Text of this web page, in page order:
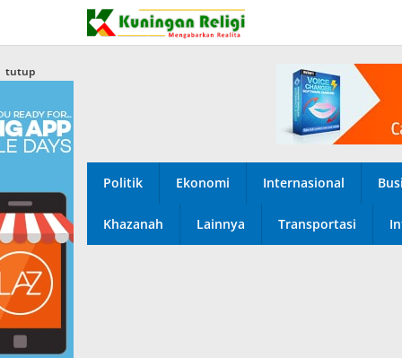
konten
Politik Ekonomi Internasional
Khazanah Lainnya Transportasi
tutup